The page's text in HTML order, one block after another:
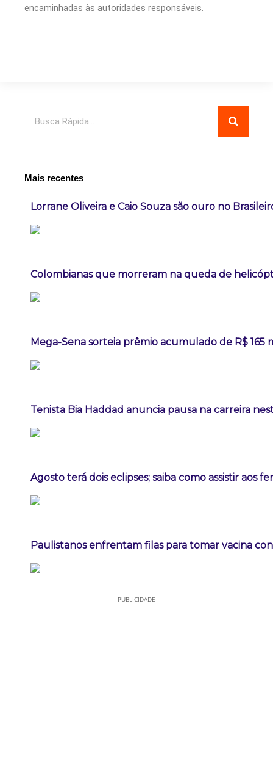
encaminhadas às autoridades responsáveis.
Mais recentes
Lorrane Oliveira e Caio Souza são ouro no
Colombianas que morreram na queda de
Mega-Sena sorteia prêmio acumulado de R$ 165
Tenista Bia Haddad anuncia pausa na carreira
Agosto terá dois eclipses; saiba como assistir aos
Paulistanos enfrentam filas para tomar vacina
PUBLICIDADE